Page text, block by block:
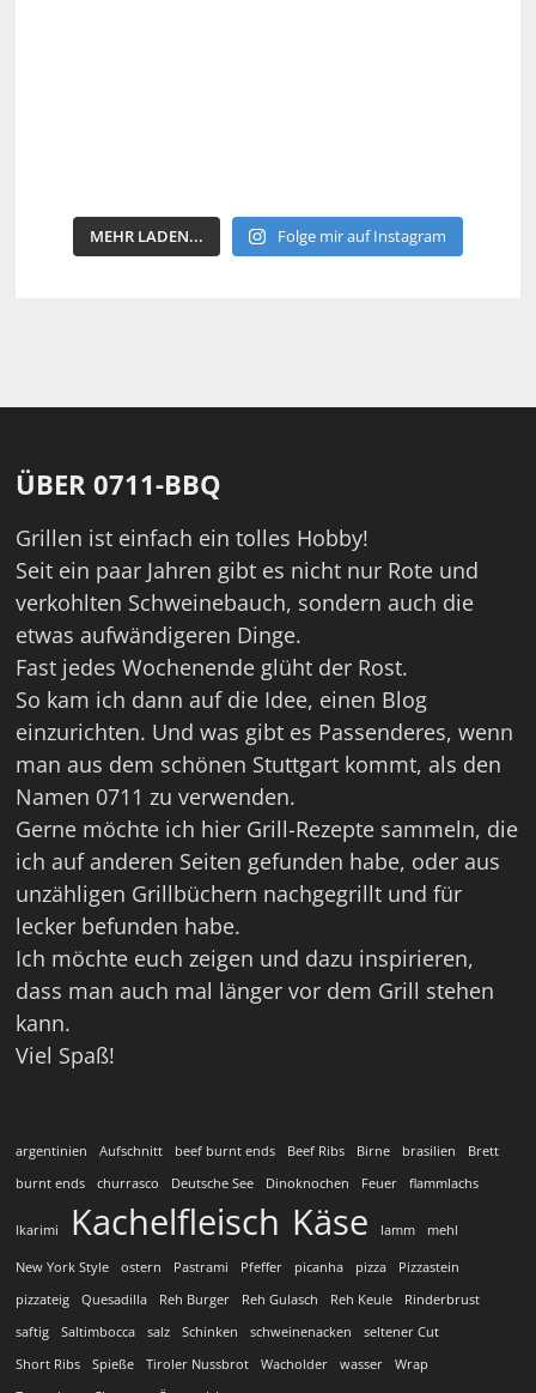
MEHR LADEN... Folge mir auf Instagram
ÜBER 0711-BBQ
Grillen ist einfach ein tolles Hobby!
Seit ein paar Jahren gibt es nicht nur Rote und
verkohlten Schweinebauch, sondern auch die
etwas aufwändigeren Dinge.
Fast jedes Wochenende glüht der Rost.
So kam ich dann auf die Idee, einen Blog
einzurichten. Und was gibt es Passenderes, wenn
man aus dem schönen Stuttgart kommt, als den
Namen 0711 zu verwenden.
Gerne möchte ich hier Grill-Rezepte sammeln, die
ich auf anderen Seiten gefunden habe, oder aus
unzähligen Grillbüchern nachgegrillt und für
lecker befunden habe.
Ich möchte euch zeigen und dazu inspirieren,
dass man auch mal länger vor dem Grill stehen
kann.
Viel Spaß!
argentinien Aufschnitt beef burnt ends Beef Ribs Birne brasilien
Brett
burnt ends
churrasco Deutsche See Dinoknochen Feuer flammlachs
Ikarimi Kachelfleisch Käse lamm mehl
New York Style ostern Pastrami Pfeffer picanha pizza
Pizzastein
pizzateig
Quesadilla Reh Burger Reh Gulasch Reh Keule
Rinderbrust
saftig
Saltimbocca salz Schinken schweinenacken
seltener Cut
Short Ribs
Spieße Tiroler Nussbrot Wacholder wasser
Wrap